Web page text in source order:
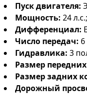
Пуск двигателя:
Мощность: 24 л.с.;
Дифференциал:
Число передач:
Гидравлика: 3
Размер
Размер задних
Дорожный